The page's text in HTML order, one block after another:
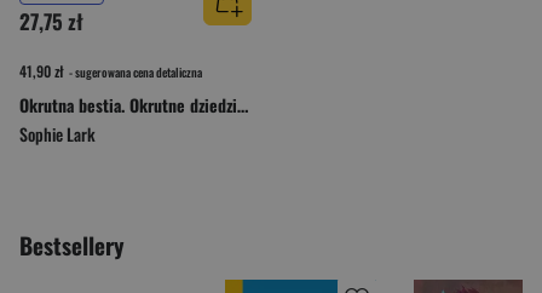
27,75 zł
41,90 zł - sugerowana cena detaliczna
Okrutna bestia. Okrutne dziedzictwo. Tom 2
Sophie Lark
Bestsellery